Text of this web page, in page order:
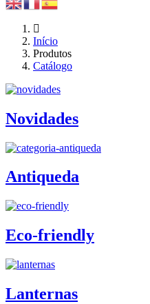
Início
Produtos
Catálogo
Novidades
Antiqueda
Eco-friendly
Lanternas